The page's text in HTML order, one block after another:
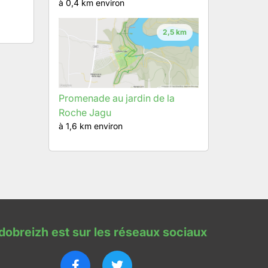
à 0,4 km environ
2,5 km
Promenade au jardin de la
Roche Jagu
à 1,6 km environ
est sur les réseaux sociaux